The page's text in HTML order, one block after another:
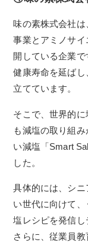
味の素株式会社
事業とアミノサ
開している企業
健康寿命を延ば
立てています。
そこで、世界的
も減塩の取り組
い減塩「Smart
した。
具体的には、シ
い世代に向けて
塩レシピを発信し
さらに、従業員